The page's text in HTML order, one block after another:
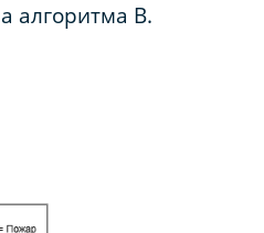
алгоритма В.